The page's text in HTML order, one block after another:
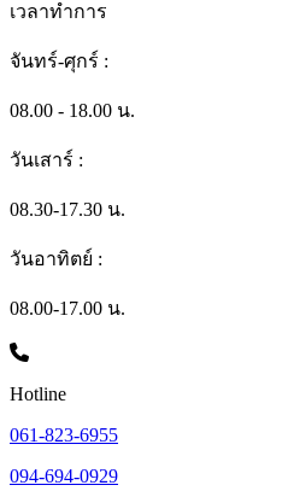
เวลาทำการ
จันทร์-ศุกร์ :
08.00 - 18.00 น.
วันเสาร์ :
08.30-17.30 น.
วันอาทิตย์ :
08.00-17.00 น.
Hotline
061-823-6955
094-694-0929